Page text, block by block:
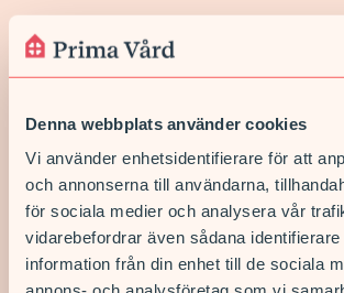
Denna webbplats använder cookies
Vi använder enhetsidentifierare för att
och annonserna till användarna,
för sociala medier och analysera vår
vidarebefordrar även sådana
information från din enhet till de sociala
Måndag - Torsdag
07.00 - 16.45
Drop in mån-tors 8-12 samt 13-16.
Telefon
035-464 00
E-post